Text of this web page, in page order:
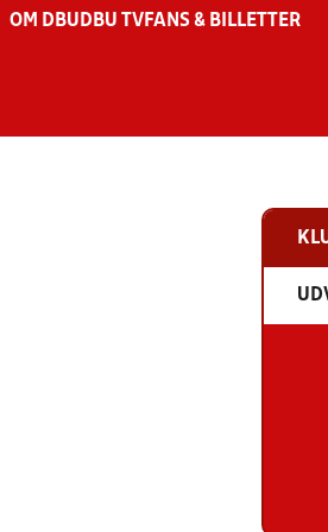
OM DBU DBU TV FANS & BILLETTER